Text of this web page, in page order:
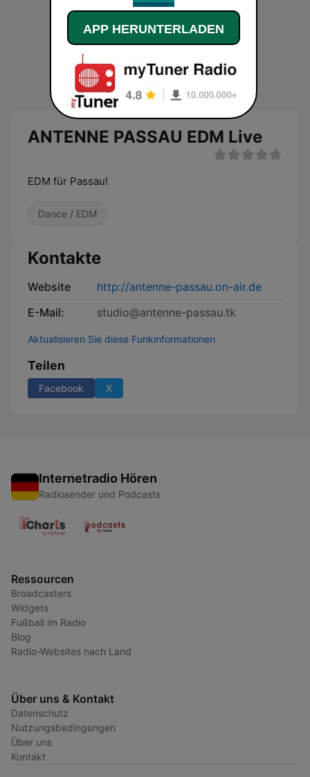
ANTENNE PASSAU EDM Live
EDM für Passau!
Dance / EDM
Kontakte
Website
http://antenne-passau.on-air.de
E-Mail:
studio@antenne-passau.tk
Aktualisieren Sie diese Funkinformationen
Teilen
Facebook X
Internetradio Hören
Radiosender und Podcasts
Ressourcen
Broadcasters
Widgets
Fußball im Radio
Blog
Radio-Websites nach Land
Über uns & Kontakt
Datenschutz
Nutzungsbedingungen
Über uns
Kontakt
APP HERUNTERLADEN